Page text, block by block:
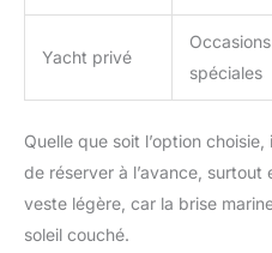
Yacht privé
Occasions
spéciales
Quelle que soit l’option
de réserver à l’avance,
veste légère, car la brise
soleil couché.